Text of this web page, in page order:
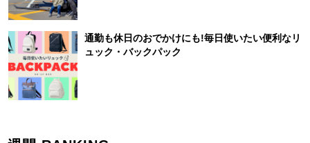
通勤も休日のおでかけにも!毎日使いたい便利なリ
ュック・バックパック